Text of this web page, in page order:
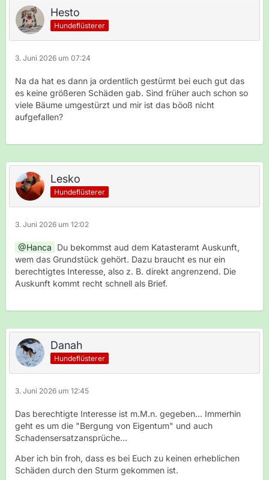
Hesto
Hundeflüsterer
3. Juni 2026 um 07:24
Na da hat es dann ja ordentlich gestürmt bei euch gut das
es keine größeren Schäden gab. Sind früher auch schon so
viele Bäume umgestürzt und mir ist das böoß nicht
aufgefallen?
Lesko
Hundeflüsterer
3. Juni 2026 um 12:02
Hanca
Du bekommst aud dem Katasteramt Auskunft,
wem das Grundstück gehört. Dazu braucht es nur ein
berechtigtes Interesse, also z. B. direkt angrenzend. Die
Auskunft kommt recht schnell als Brief.
Danah
Hundeflüsterer
3. Juni 2026 um 12:45
Das berechtigte Interesse ist m.M.n. gegeben... Immerhin
geht es um die "Bergung von Eigentum" und auch
Schadensersatzansprüche...
Aber ich bin froh, dass es bei Euch zu keinen erheblichen
Schäden durch den Sturm gekommen ist.